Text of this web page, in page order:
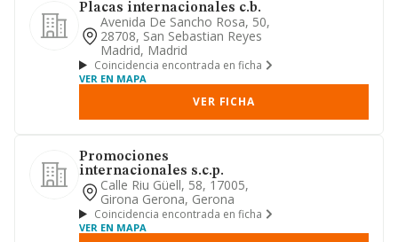
Placas internacionales c.b.
Avenida De Sancho Rosa, 50,
28708, San Sebastian Reyes
Madrid, Madrid
Coincidencia encontrada en ficha
VER EN MAPA
VER FICHA
Promociones
internacionales s.c.p.
Calle Riu Güell, 58, 17005,
Girona Gerona, Gerona
Coincidencia encontrada en ficha
VER EN MAPA